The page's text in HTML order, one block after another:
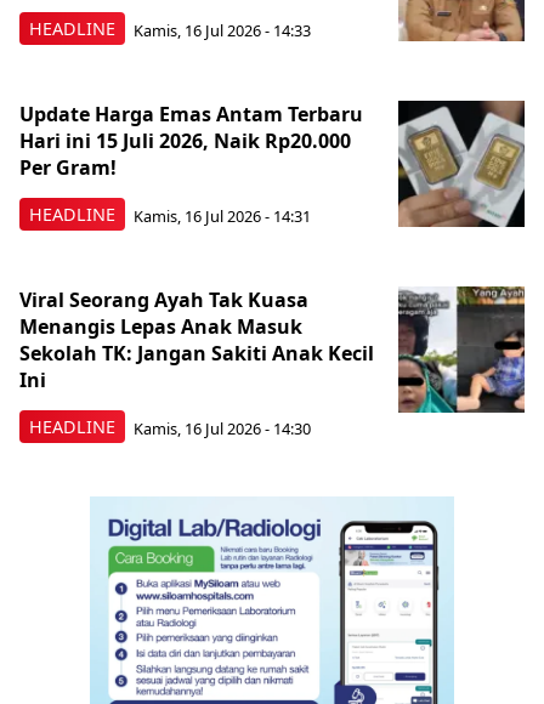
HEADLINE Kamis, 16 Jul 2026 - 14:33
HEADLINE
Update Harga Emas Antam Terbaru
Hari ini 15 Juli 2026, Naik Rp20.000
Per Gram!
Kamis, 16 Jul 2026 - 14:31
HEADLINE
Viral Seorang Ayah Tak Kuasa
Menangis Lepas Anak Masuk
Sekolah TK: Jangan Sakiti Anak Kecil
Ini
Kamis, 16 Jul 2026 - 14:30